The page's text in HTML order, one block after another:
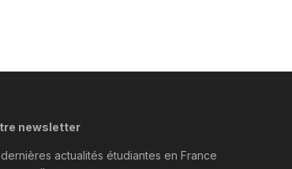
newsletter
actualités étudiantes en France